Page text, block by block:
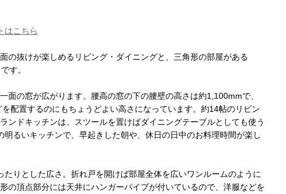
はこちら
の抜けが楽しめるリビング・ダイニングと、三角形の部屋がある
す。
面の窓が広がります。腰高の窓の下の腰壁の高さは約1,100mmで、
配置するのにもちょうどよい高さになっています。約14帖のリビン
ンドキッチンは、スツールを置けばダイニングテーブルとしても使う
明るいキッチンで、早起きした朝や、休日の日中のお料理時間が楽し
たりとした広さ。折れ戸を開けば部屋全体を広いワンルームのように
の頂点部分には天井にハンガーパイプが付いているので、洋服などを